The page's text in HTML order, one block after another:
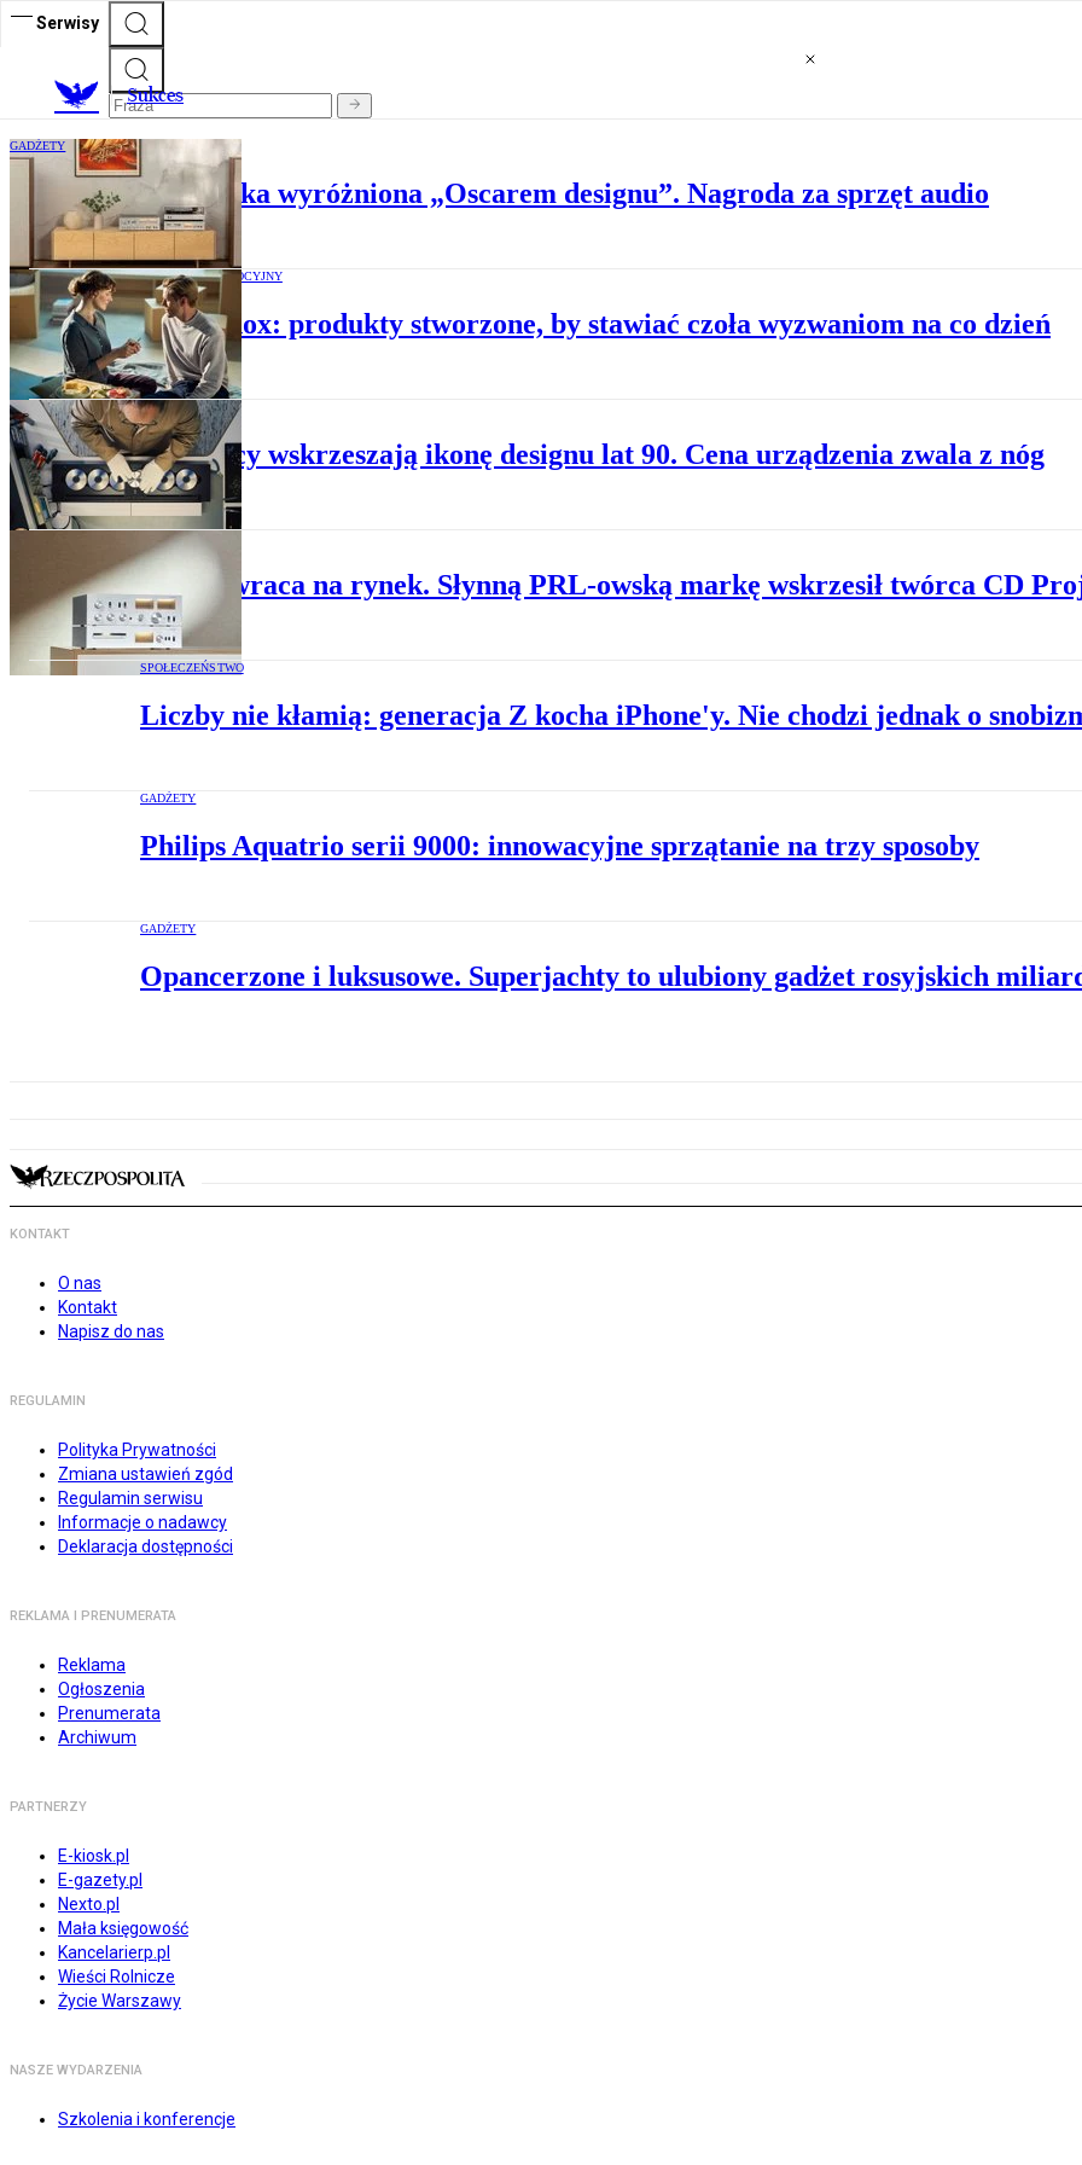
Serwisy
Sukces
GADŻETY
Słynna polska marka wyróżniona „Oscarem designu”. Nagroda za sprzęt audio
ARTYKUŁ PROMOCYJNY
Victorinox: produkty stworzone, by stawiać czoła wyzwaniom na co dzień
GADŻETY
Duńczycy wskrzeszają ikonę designu lat 90. Cena urządzenia zwala z nóg
GADŻETY
Unitra wraca na rynek. Słynną PRL-owską markę wskrzesił twórca CD
SPOŁECZEŃSTWO
Liczby nie kłamią: generacja Z kocha iPhone'y. Nie chodzi jednak o
GADŻETY
Philips Aquatrio serii 9000: innowacyjne sprzątanie na trzy sposoby
GADŻETY
Opancerzone i luksusowe. Superjachty to ulubiony gadżet rosyjskich
KONTAKT
O nas
Kontakt
Napisz do nas
REGULAMIN
Polityka Prywatności
Zmiana ustawień zgód
Regulamin serwisu
Informacje o nadawcy
Deklaracja dostępności
REKLAMA I PRENUMERATA
Reklama
Ogłoszenia
Prenumerata
Archiwum
PARTNERZY
E-kiosk.pl
E-gazety.pl
Nexto.pl
Mała księgowość
Kancelarierp.pl
Wieści Rolnicze
Życie Warszawy
NASZE WYDARZENIA
Szkolenia i konferencje